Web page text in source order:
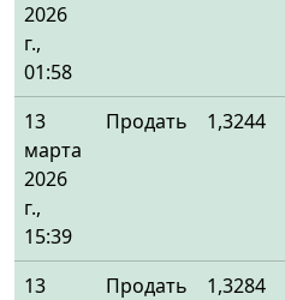
2026
г.,
01:58
13
марта
2026
г.,
15:39
Продать 1,3244
13
Продать 1,3284